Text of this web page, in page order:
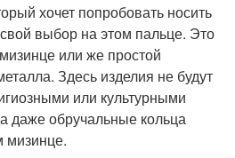
хочет попробовать носить
выбор на этом пальце. Это
или же простой
Здесь изделия не будут
или культурными
даже обручальные кольца
мизинце.